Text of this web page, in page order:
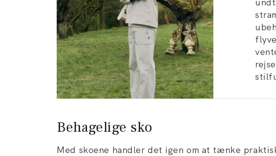
Behagelige sko
Med skoene handler det igen om at tænke